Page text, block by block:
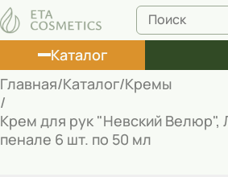
Каталог
Лосьоны
Туши
Главная Каталог Кремы
Крем для рук "Невский Велюр",
пенале 6 шт. по 50 мл